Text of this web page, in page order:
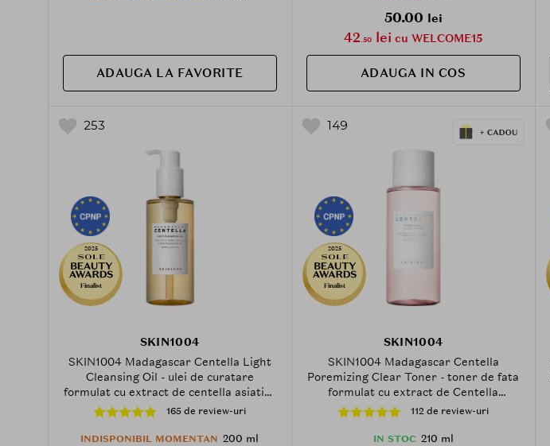
ADAUGA LA FAVORITE
50.00 lei
42.50 lei cu WELCOME15
ADAUGA IN COS
253
2025
Finalist
SKIN1004
SKIN1004 Madagascar Centella Light
Cleansing Oil - ulei de curatare
formulat cu extract de centella asiatica
si ulei de jojoba, care contribuie la
indepartarea machiajului si
impuritatilor si la metinerea
165 de review-uri
INDISPONIBIL MOMENTAN 200 ml
149
2025
Finalist
SKIN1004
SKIN1004 Madagascar Centella
Poremizing Clear Toner - toner de fata
formulat cu extract de Centella
Asiatica si sare roz de Himalaya, care
contribuie la minimizarea aspectului
porilor si la hidratarea pielii - 210 ml
112 de review-uri
IN STOC 210 ml